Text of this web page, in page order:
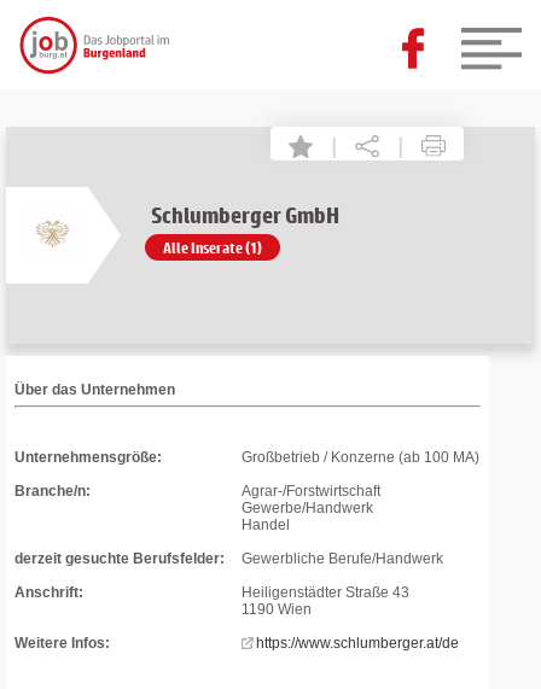
| |
Schlumberger GmbH
Alle Inserate (1)
Über das Unternehmen
Unternehmensgröße:
Großbetrieb / Konzerne (ab 100 MA)
Branche/n:
Agrar-/Forstwirtschaft
Gewerbe/Handwerk
Handel
derzeit gesuchte Berufsfelder:
Gewerbliche Berufe/Handwerk
Anschrift:
Heiligenstädter Straße 43
1190 Wien
Weitere Infos:
https://www.schlumberger.at/de